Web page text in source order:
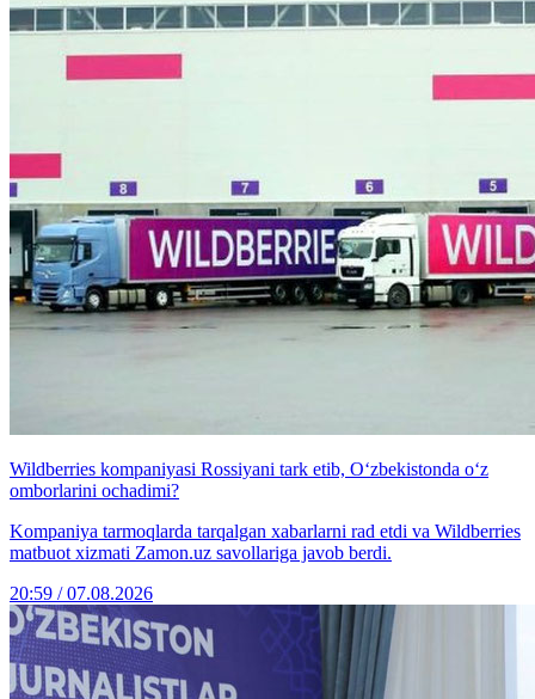
Wildberries kompaniyasi Rossiyani tark etib, O‘zbekistonda o‘z
omborlarini ochadimi?
Kompaniya tarmoqlarda tarqalgan xabarlarni rad etdi va Wildberries
matbuot xizmati Zamon.uz savollariga javob berdi.
20:59 / 07.08.2026